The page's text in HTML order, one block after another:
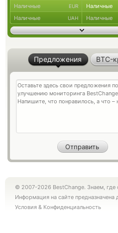
Наличные EUR Наличные
Наличные UAH Наличные
Предложения BTC-
© 2007-2026 BestChange. Знаем, где
Информация на сайте предназначена
Условия & Конфиденциальность